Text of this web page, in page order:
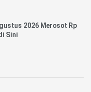
2026 Merosot Rp
Sini